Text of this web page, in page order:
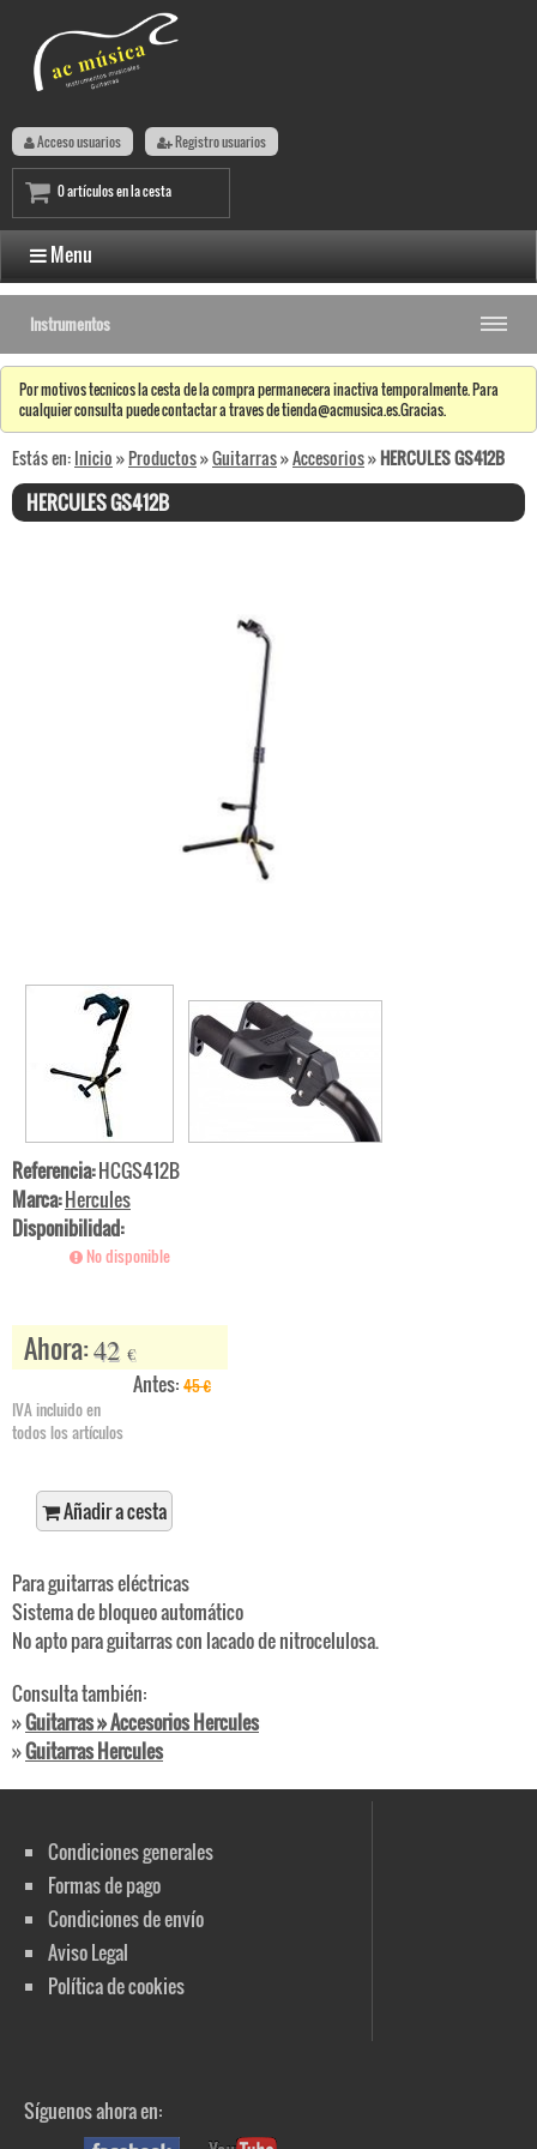
Acceso usuarios Registro usuarios
0 artículos en la cesta
Menu
Instrumentos
Por motivos tecnicos la cesta de la compra permanecera inactiva temporalmente. Para
cualquier consulta puede contactar a traves de tienda@acmusica.es.Gracias.
Estás en:Inicio»Productos»Guitarras»Accesorios»HERCULES GS412B
HERCULES GS412B
Referencia:HCGS412B
Marca:Hercules
Disponibilidad:
No disponible
Ahora:42 €
Antes: 45€
IVA incluido en
todos los artículos
Añadir a cesta
Para guitarras eléctricas
Sistema de bloqueo automático
No apto para guitarras con lacado de nitrocelulosa.
Consulta también:
»Guitarras » Accesorios Hercules
»Guitarras Hercules
Condiciones generales
Formas de pago
Condiciones de envío
Aviso Legal
Política de cookies
Síguenos ahora en: